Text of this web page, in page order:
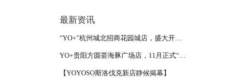
最新资讯
“YO+”杭州城北招商花园城店，盛大开业！
YO+贵阳方圆荟海豚广场店，11月正式“开闸放鱼”！
【YOYOSO斯洛伐克新店静候揭幕】